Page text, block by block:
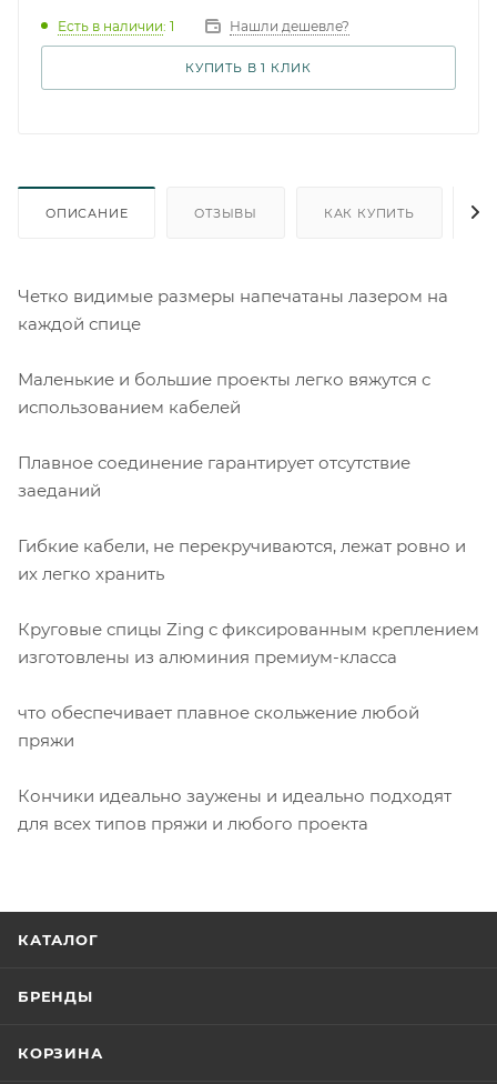
Есть в наличии: 1 Нашли дешевле?
КУПИТЬ В 1 КЛИК
ОПИСАНИЕ ОТЗЫВЫ КАК КУПИТЬ
Четко видимые размеры напечатаны лазером на
каждой спице
Маленькие и большие проекты легко вяжутся с
использованием кабелей
Плавное соединение гарантирует отсутствие
заеданий
Гибкие кабели, не перекручиваются, лежат ровно и
их легко хранить
Круговые спицы Zing с фиксированным креплением
изготовлены из алюминия премиум-класса
что обеспечивает плавное скольжение любой
пряжи
Кончики идеально заужены и идеально подходят
для всех типов пряжи и любого проекта
КАТАЛОГ
БРЕНДЫ
КОРЗИНА